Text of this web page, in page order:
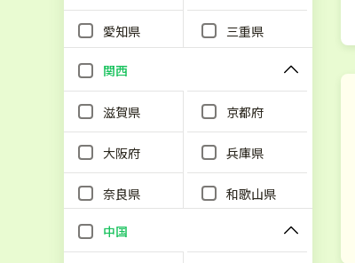
愛知県 三重県
関西
滋賀県 京都府
大阪府 兵庫県
奈良県 和歌山県
中国